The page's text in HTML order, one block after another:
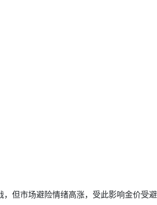
但市场避险情绪高涨，受此影响金价受避